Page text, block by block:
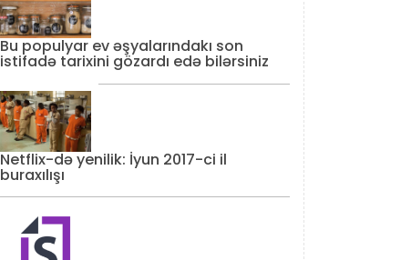
Bu populyar ev əşyalarındakı son
istifadə tarixini gözardı edə bilərsiniz
Netflix-də yenilik: İyun 2017-ci il
buraxılışı